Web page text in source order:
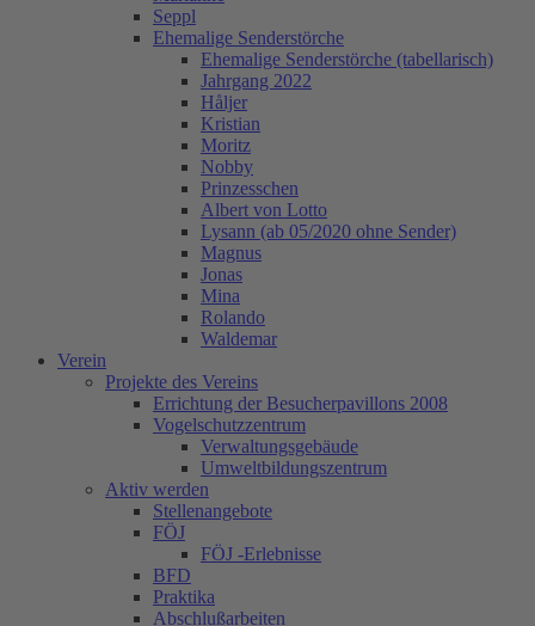
Seppl
Ehemalige Senderstörche
Ehemalige Senderstörche (tabellarisch)
Jahrgang 2022
Håljer
Kristian
Moritz
Nobby
Prinzesschen
Albert von Lotto
Lysann (ab 05/2020 ohne Sender)
Magnus
Jonas
Mina
Rolando
Waldemar
Verein
Projekte des Vereins
Errichtung der Besucherpavillons 2008
Vogelschutzzentrum
Verwaltungsgebäude
Umweltbildungszentrum
Aktiv werden
Stellenangebote
FÖJ
FÖJ -Erlebnisse
BFD
Praktika
Abschlußarbeiten